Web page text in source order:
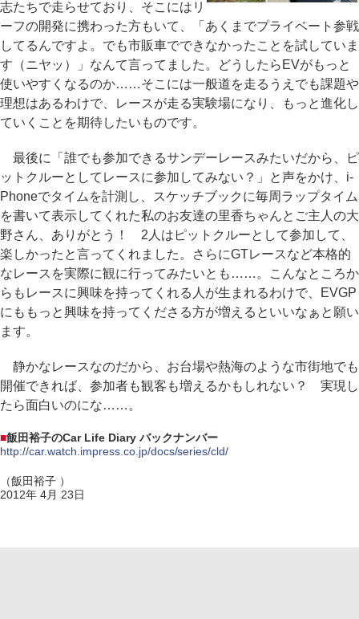
志たちで走らせており、そこにはリ
ーフの開発に携わった方もいて、「あくまでプライベート参戦
してるんですよ。でも市販車でできなかったことを試していま
す（ニヤッ）」なんて言ってました。どうしたらEVがもっと
使いやすくなるのか……そこには一般道を走るうえでも課題や
理想はあるわけで、レースが走る実験場になり、もっと進化し
ていくことを期待したいものです。
最後に「誰でも参加できるサンデーレースみたいだから、ピ
ットクルーとしてレースに参加してみない？」と声をかけ、i-
Phoneでタイムを計測し、スケッチブックに毎周ラップタイム
を書いて表示してくれた私のお友達の里香ちゃんとご主人の大
野さん、ありがとう！ 2人はピットクルーとして参加して、
楽しかったと言ってくれました。さらにGTレースなど本格的
なレースを実際に観に行ってみたいとも……。こんなところか
らもレースに興味を持ってくれる人が生まれるわけで、EVGP
にももっと興味を持ってくださる方が増えるといいなぁと願い
ます。
静かなレースなのだから、お台場や熱海のような市街地でも
開催できれば、参加者も観客も増えるかもしれない？ 実現し
たら面白いのにな……。
■飯田裕子のCar Life Diary バックナンバー
http://car.watch.impress.co.jp/docs/series/cld/
（飯田裕子 ）
2012年 4月 23日